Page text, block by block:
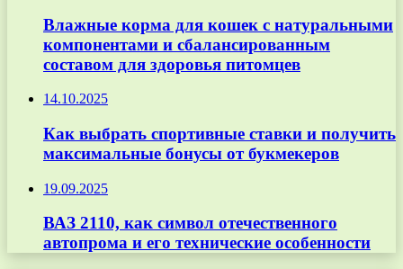
Влажные корма для кошек с натуральными
компонентами и сбалансированным
составом для здоровья питомцев
14.10.2025
Как выбрать спортивные ставки и получить
максимальные бонусы от букмекеров
19.09.2025
ВАЗ 2110, как символ отечественного
автопрома и его технические особенности